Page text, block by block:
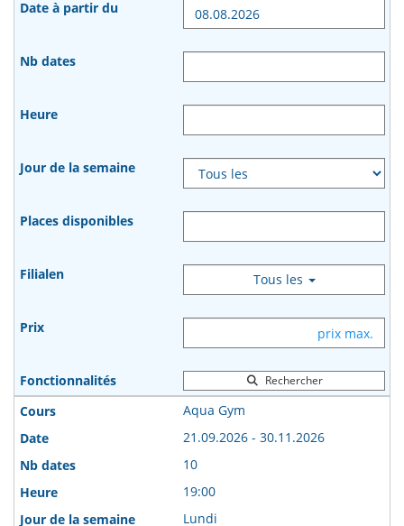
Tous les
Rechercher
Aqua Gym
21.09.2026 - 30.11.2026
10
19:00
Lundi